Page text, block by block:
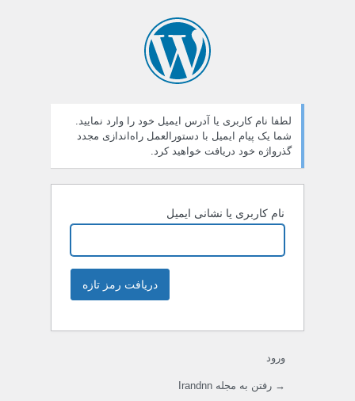
لطفا نام کاربری یا آدرس ایمیل خود را وارد نمایید.
شما یک پیام ایمیل با دستورالعمل راه‌اندازی مجدد
گذرواژه خود دریافت خواهید کرد.
نام کاربری یا نشانی ایمیل
ورود
→ رفتن به مجله Irandnn